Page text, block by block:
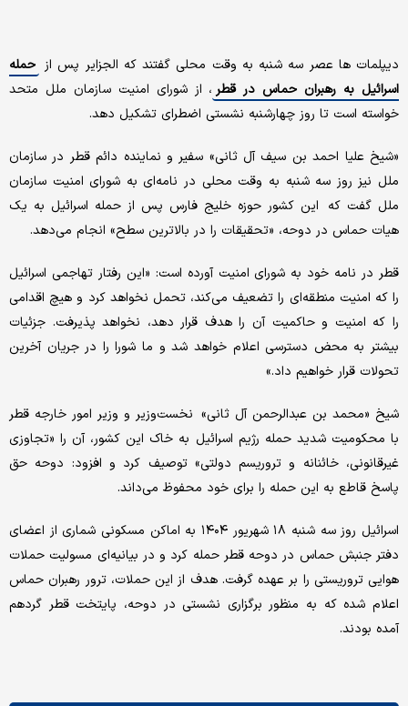
دیپلمات ها عصر سه شنبه به وقت محلی گفتند که الجزایر پس از حمله
اسرائیل به رهبران حماس در قطر ، از شورای امنیت سازمان ملل متحد
خواسته است تا روز چهارشنبه نشستی اضطرای تشکیل دهد.
«شیخ علیا احمد بن سیف آل ثانی» سفیر و نماینده دائم قطر در سازمان
ملل نیز روز سه شنبه به وقت محلی در نامه‌ای به شورای امنیت سازمان
ملل گفت که این کشور حوزه خلیج فارس پس از حمله اسرائیل به یک
هیات حماس در دوحه، «تحقیقات را در بالاترین سطح» انجام می‌دهد.
قطر در نامه خود به شورای امنیت آورده است: «این رفتار تهاجمی اسرائیل
را که امنیت منطقه‌ای را تضعیف می‌کند، تحمل نخواهد کرد و هیچ اقدامی
را که امنیت و حاکمیت آن را هدف قرار دهد، نخواهد پذیرفت. جزئیات
بیشتر به محض دسترسی اعلام خواهد شد و ما شورا را در جریان آخرین
تحولات قرار خواهیم داد.»
شیخ «محمد بن عبدالرحمن آل ثانی» نخست‌وزیر و وزیر امور خارجه قطر
با محکومیت شدید حمله رژیم اسرائیل به خاک این کشور، آن را «تجاوزی
غیرقانونی، خائنانه و تروریسم دولتی» توصیف کرد و افزود: دوحه حق
پاسخ قاطع به این حمله را برای خود محفوظ می‌داند.
اسرائیل روز سه شنبه ۱۸ شهریور ۱۴۰۴ به اماکن مسکونی شماری از اعضای
دفتر جنبش حماس در دوحه قطر حمله کرد و در بیانیه‌ای مسولیت حملات
هوایی تروریستی را بر عهده گرفت. هدف از این حملات، ترور رهبران حماس
اعلام شده که به منظور برگزاری نشستی در دوحه، پایتخت قطر گردهم
آمده بودند.